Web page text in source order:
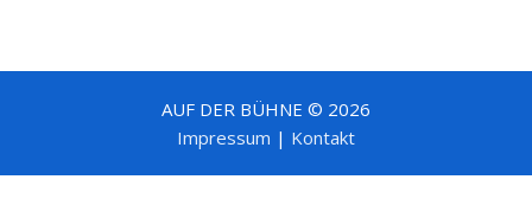
AUF DER BÜHNE © 2026
Impressum | Kontakt